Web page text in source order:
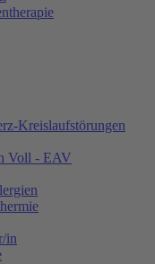
Kreislaufstörungen
Voll - EAV
in